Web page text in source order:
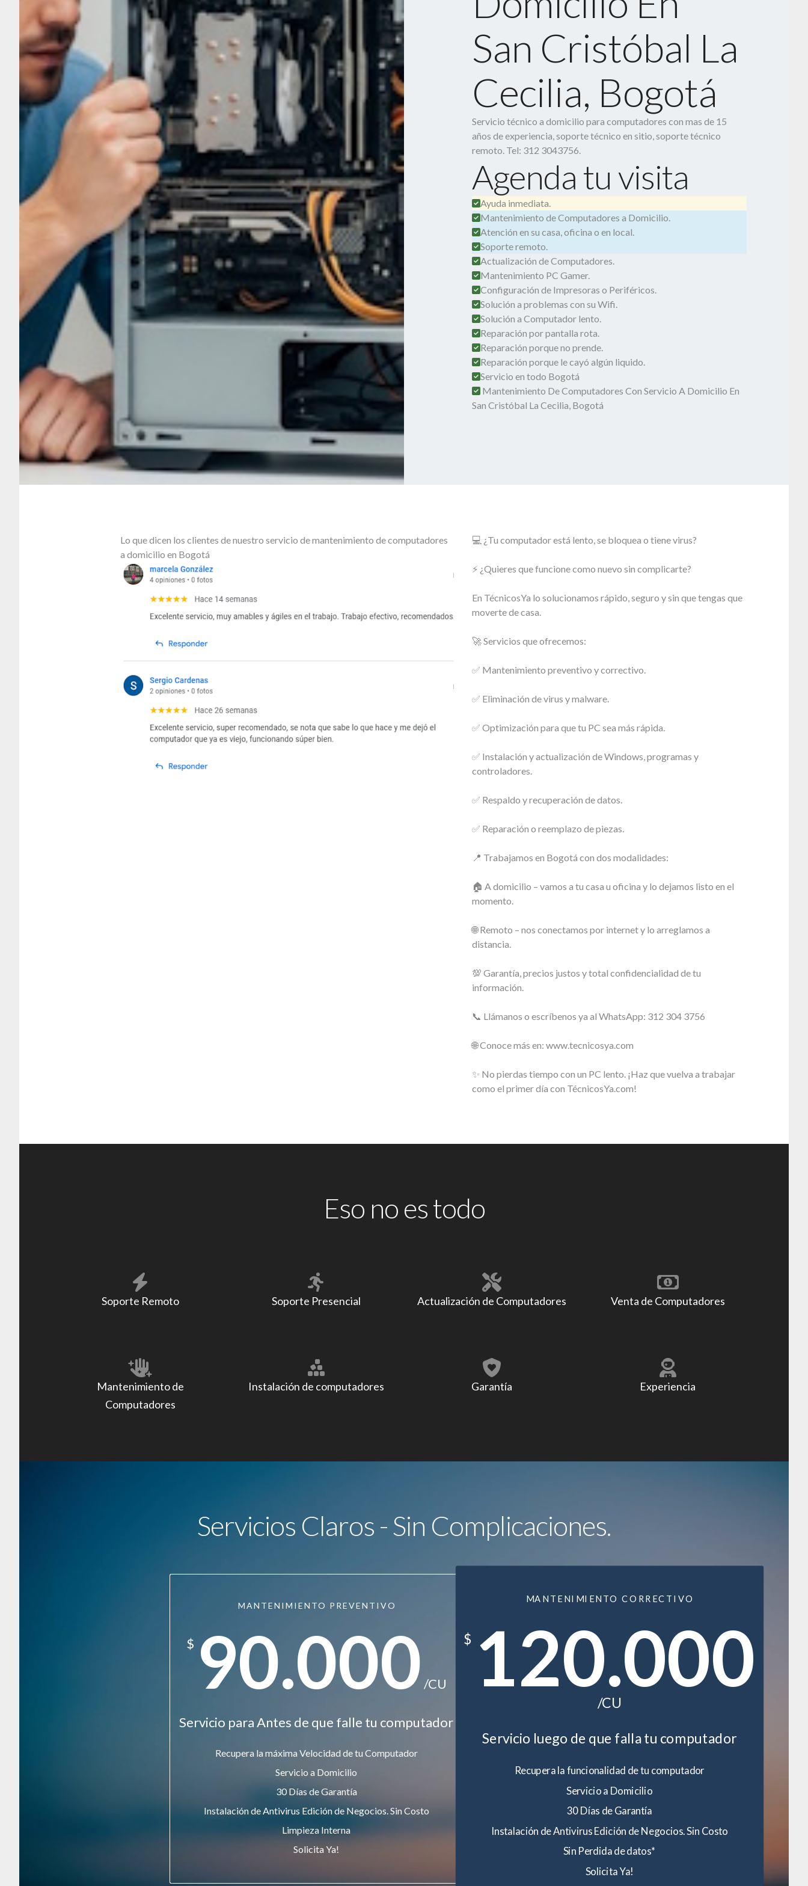
San Cristóbal La
Cecilia, Bogotá
Servicio técnico a domicilio para computadores con mas de 15
años de experiencia, soporte técnico en sitio, soporte técnico
remoto. Tel: 312 3043756.
Agenda tu visita
Ayuda inmediata.
Mantenimiento de Computadores a Domicilio.
Atención en su casa, oficina o en local.
Soporte remoto.
Actualización de Computadores.
Mantenimiento PC Gamer.
Configuración de Impresoras o Periféricos.
Solución a problemas con su Wifi.
Solución a Computador lento.
Reparación por pantalla rota.
Reparación porque no prende.
Reparación porque le cayó algún liquido.
Servicio en todo Bogotá
Mantenimiento De Computadores Con Servicio A Domicilio En
San Cristóbal La Cecilia, Bogotá
Lo que dicen los clientes de nuestro servicio de mantenimiento de computadores
a domicilio en Bogotá
💻 ¿Tu computador está lento, se bloquea o tiene virus?
⚡ ¿Quieres que funcione como nuevo sin complicarte?
En TécnicosYa lo solucionamos rápido, seguro y sin que tengas que
moverte de casa.
🚀 Servicios que ofrecemos:
✅ Mantenimiento preventivo y correctivo.
✅ Eliminación de virus y malware.
✅ Optimización para que tu PC sea más rápida.
✅ Instalación y actualización de Windows, programas y
controladores.
✅ Respaldo y recuperación de datos.
✅ Reparación o reemplazo de piezas.
📍 Trabajamos en Bogotá con dos modalidades:
🏠 A domicilio – vamos a tu casa u oficina y lo dejamos listo en el
momento.
🌐 Remoto – nos conectamos por internet y lo arreglamos a
distancia.
💯 Garantía, precios justos y total confidencialidad de tu
información.
📞 Llámanos o escríbenos ya al WhatsApp: 312 304 3756
🌐 Conoce más en: www.tecnicosya.com
✨ No pierdas tiempo con un PC lento. ¡Haz que vuelva a trabajar
como el primer día con TécnicosYa.com!
Eso no es todo
Soporte Remoto Soporte Presencial Actualización de Computadores Venta de Computadores
Mantenimiento de
Computadores
Instalación de computadores Garantía Experiencia
Servicios Claros - Sin Complicaciones.
MANTENIMIENTO PREVENTIVO
$ 90.000 /CU
Servicio para Antes de que falle tu computador
Recupera la máxima Velocidad de tu Computador
Servicio a Domicilio
30 Días de Garantía
Instalación de Antivirus Edición de Negocios. Sin Costo
Limpieza Interna
Solicita Ya!
MANTENIMIENTO CORRECTIVO
$ 120.000
/CU
Servicio luego de que falla tu computador
Recupera la funcionalidad de tu computador
Servicio a Domicilio
30 Días de Garantía
Instalación de Antivirus Edición de Negocios. Sin Costo
Sin Perdida de datos*
Solicita Ya!